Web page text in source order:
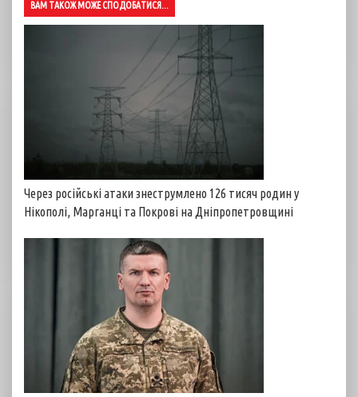
ВАМ ТАКОЖ МОЖЕ СПОДОБАТИСЯ...
Через російські атаки знеструмлено 126 тисяч родин у
Нікополі, Марганці та Покрові на Дніпропетровщині